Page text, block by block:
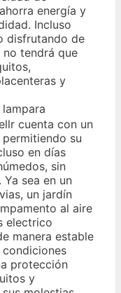
energía y
Incluso
disfrutando de
no tendrá que
y
lampara
cuenta con un
su
en días
sin
sea en un
un jardín
al aire
electrico
manera estable
protección
y